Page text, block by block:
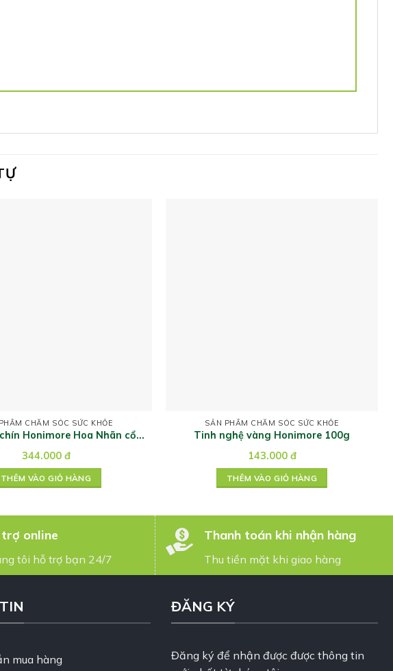
CHĂM SÓC SỨC KHỎE
Honimore Hoa Nhãn cổ
344.000 đ
THÊM VÀO GIỎ HÀNG
SẢN PHẨM CHĂM SÓC SỨC KHỎE
Tinh nghệ vàng Honimore 100g
143.000 đ
THÊM VÀO GIỎ HÀNG
online
tôi hỗ trợ bạn 24/7
Thanh toán khi nhận hàng
Thu tiền mặt khi giao hàng
mua hàng
ĐĂNG KÝ
Đăng ký để nhận được được thông tin